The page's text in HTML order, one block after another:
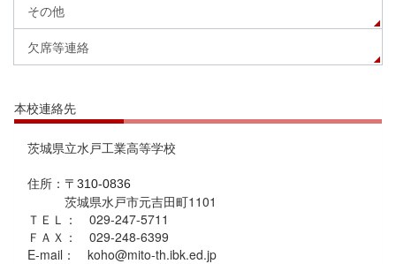
その他
欠席等連絡
本校連絡先
茨城県立水戸工業高等学校
住所： 〒310-0836
茨城県水戸市元吉田町1101
ＴＥＬ： 029-247-5711
ＦＡＸ： 029-248-6399
E-mail： koho@mito-th.ibk.ed.jp